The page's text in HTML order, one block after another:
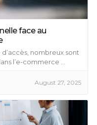
face au
nombreux sont
l’e-commerce ...
August 27, 2025